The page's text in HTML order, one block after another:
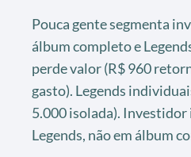
Pouca gente segmenta
álbum completo e
perde valor (R$ 960
gasto). Legends
5.000 isolada).
Legends, não em álbum